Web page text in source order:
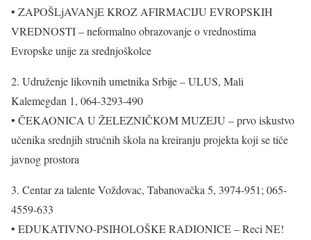
• ZAPOŠLjAVANjE KROZ AFIRMACIJU EVROPSKIH
VREDNOSTI – neformalno obrazovanje o vrednostima
Evropske unije za srednjoškolce
2. Udruženje likovnih umetnika Srbije – ULUS, Mali
Kalemegdan 1, 064-3293-490
• ČEKAONICA U ŽELEZNIČKOM MUZEJU – prvo iskustvo
učenika srednjih stručnih škola na kreiranju projekta koji se tiče
javnog prostora
3. Centar za talente Voždovac, Tabanovačka 5, 3974-951; 065-
4559-633
• EDUKATIVNO-PSIHOLOŠKE RADIONICE – Reci NE!